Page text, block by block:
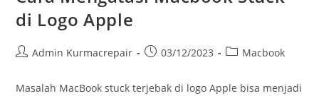
di Logo Apple
Admin Kurmacrepair 03/12/2023 Macbook
Masalah MacBook stuck terjebak di logo Apple bisa menjadi